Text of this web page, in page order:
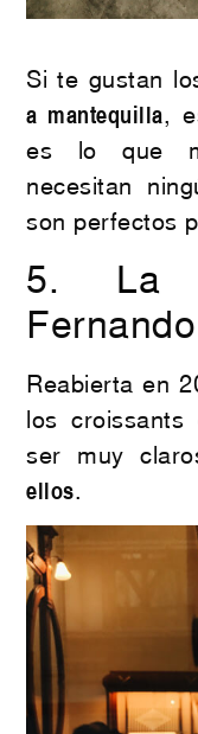
Si te gustan
a mantequilla ,
es lo que
necesitan
son perfectos
5. La
Reabierta en
los
ser muy
ellos